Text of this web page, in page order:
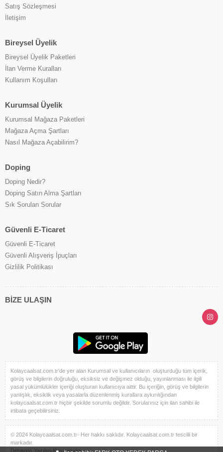
Satış Sözleşmesi
İletişim
Bireysel Üyelik
Bireysel Üyelik Paketleri
İlan Verme Kuralları
Kullanım Koşulları
Kurumsal Üyelik
Kurumsal Mağaza Paketleri
Mağaza Açma Şartları
Nasıl Mağaza Açabilirim?
Doping
Doping Nedir?
Doping Satın Alma Şartları
Sık Sorulan Sorular
Güvenli E-Ticaret
Güvenli E-Ticaret
Güvenli Alışveriş İpuçları
Gizlilik Politikası
BİZE ULAŞIN
Kolaycaalsat.com.tr'de yer alan Kurumsal ve kullanıcıların oluşturduğu tüm içerik,
görüş ve bilgilerin doğruluğu, eksiksiz ve değişmez olduğu, yayınlanması ile ilgili
yasal yükümlülükler içeriği oluşturan kullanıcıya aittir. Bu içeriğin, görüş ve bilgilerin
yanlışlık, eksiklik veya yasalarla düzenlenmiş kurallara aykırılığından
kolaycaalsat.com.tr hiçbir şekilde sorumlu değildir. Sorularınız için ilan sahibi ile
irtibata geçebilirsiniz.
© 2024 Kolaycaalsat.com.tr- Her hakkı saklıdır. Kolaycaalsat.com.tr tescilli bir
markadır.
Dehapos Yazılım Kuruluşudur.